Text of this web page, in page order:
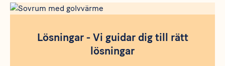
Lösningar - Vi guidar dig till rätt
lösningar